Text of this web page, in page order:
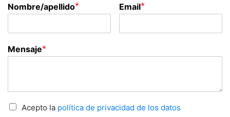
Nombre/apellido* Email*
Mensaje*
Acepto la política de privacidad de los datos